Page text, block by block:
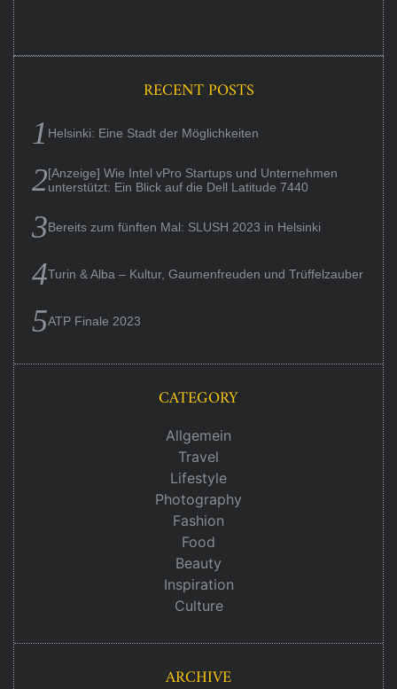
RECENT POSTS
Helsinki: Eine Stadt der Möglichkeiten
[Anzeige] Wie Intel vPro Startups und Unternehmen
unterstützt: Ein Blick auf die Dell Latitude 7440
Bereits zum fünften Mal: SLUSH 2023 in Helsinki
Turin & Alba – Kultur, Gaumenfreuden und Trüffelzauber
ATP Finale 2023
CATEGORY
Allgemein
Travel
Lifestyle
Photography
Fashion
Food
Beauty
Inspiration
Culture
ARCHIVE